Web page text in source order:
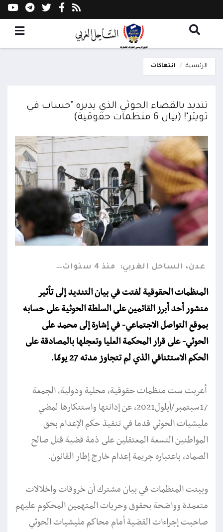
الرئيسية انتهاكات
تنديد بالقضاء الحوثي الذي يديره "حساب في
تويتر"! (بيان 6 منظمات حقوقية)
عدن، الساحل الغربي: منذ 4 سنوات
المنظمات الحقوقية لفتت في بيان التنديد إلى تأثير
منشور أحد أبرز القائمين على السلطة الحوثية على حسابه
بموقع التواصل الاجتماعي- في إشارة إلى محمد على
الحوثي- على قرار المحكمة العليا وتعجلها بالمصادقة على
الحكم الاستئنافي الذي لم تتجاوز مدته 27 يومًا.
أعربت ست منظمات حقوقية، محلية ودولية، الجمعة
17سبتمبر/أيلول2021، عن إدانتها واستنكارها لمضي
مليشيات الحوثي قدما في تنفيذ حكم الإعدام بحق
المواطنين التسعة المعتقلين على ذمة قضية قتل صالح
الصماد، باعتباره جريمة إعدام خارج إطار القانون.
وبينت المنظمات في بيان مشترك أن خروقات واخلالات
متعمدة وواضحة بحقوق وحريات المتهمين المحكوم عليهم
صاحبت إجراءات القضية أمام محاكم مليشيات الحوثي